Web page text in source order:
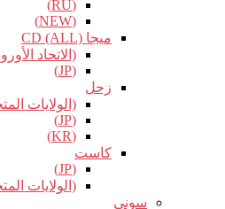
(RU)
(NEW)
ميجا CD (ALL)
(الاتحاد
(JP)
زحل
(الولايات
(JP)
(KR)
كاست
(JP)
(الولايات
سوني